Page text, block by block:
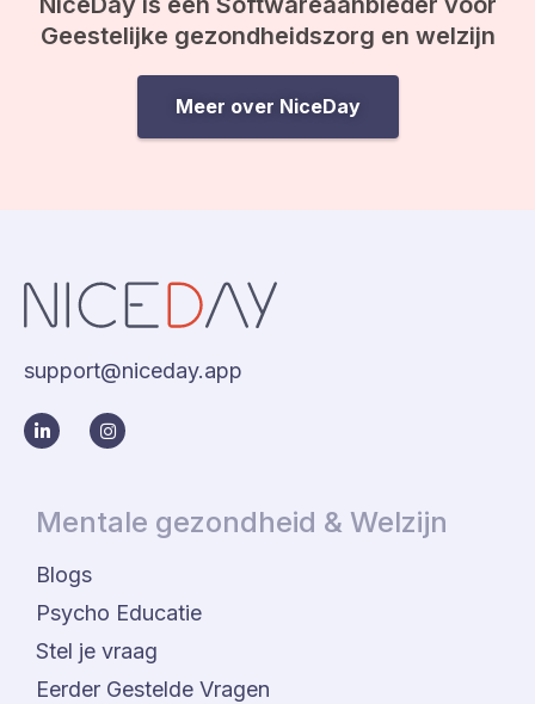
Geestelijke gezondheidszorg en welzijn
Meer over NiceDay
support@niceday.app
Mentale gezondheid & Welzijn
Blogs
Psycho Educatie
Stel je vraag
Eerder Gestelde Vragen